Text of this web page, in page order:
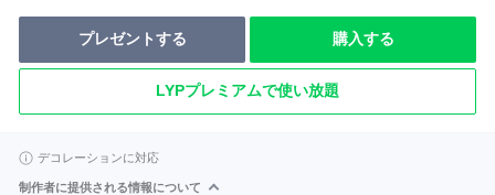
プレゼントする 購入する
LYPプレミアムで使い放題
デコレーションに対応
制作者に提供される情報について